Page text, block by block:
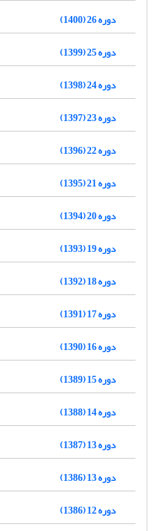
دوره 26 (1400)
دوره 25 (1399)
دوره 24 (1398)
دوره 23 (1397)
دوره 22 (1396)
دوره 21 (1395)
دوره 20 (1394)
دوره 19 (1393)
دوره 18 (1392)
دوره 17 (1391)
دوره 16 (1390)
دوره 15 (1389)
دوره 14 (1388)
دوره 13 (1387)
دوره 13 (1386)
دوره 12 (1386)